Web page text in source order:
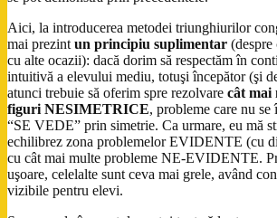
Aici, la introducerea metodei triunghiurilor
mai prezint un principiu suplimentar
cu alte ocazii): dacă dorim să respectăm în
intuitivă a elevului mediu, totuşi începător (şi
atunci trebuie să oferim spre rezolvare cât mai
figuri NESIMETRICE, probleme care nu
“SE VEDE” prin simetrie. Ca urmare, eu mă
echilibrez zona problemelor EVIDENTE (cu
cu cât mai multe probleme NE-EVIDENTE.
uşoare, celelalte sunt ceva mai grele, având
vizibile pentru elevi.